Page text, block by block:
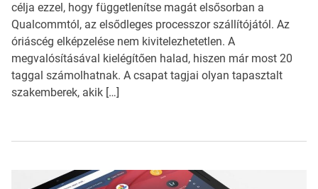
célja ezzel, hogy függetlenítse magát elsősorban a
Qualcommtól, az elsődleges processzor szállítójától. Az
óriáscég elképzelése nem kivitelezhetetlen. A
megvalósításával kielégítően halad, hiszen már most 20
taggal számolhatnak. A csapat tagjai olyan tapasztalt
szakemberek, akik […]